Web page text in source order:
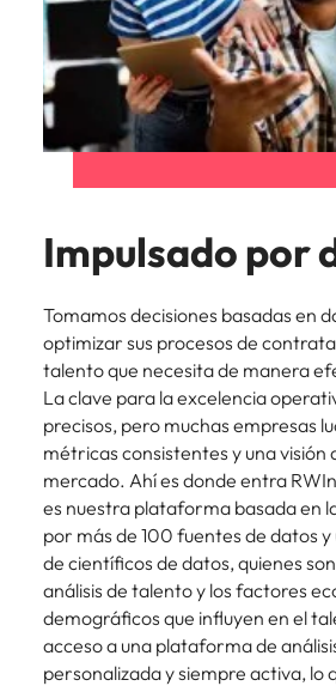
Impulsado por
Tomamos decisiones basadas en
optimizar sus procesos de
talento que necesita de manera
La clave para la excelencia
precisos, pero muchas empresas
métricas consistentes y una visión
mercado. Ahí es donde entra
es nuestra plataforma basada en
por más de 100 fuentes de datos y
de científicos de datos, quienes
análisis de talento y los factores
demográficos que influyen en el
acceso a una plataforma de
personalizada y siempre activa, lo